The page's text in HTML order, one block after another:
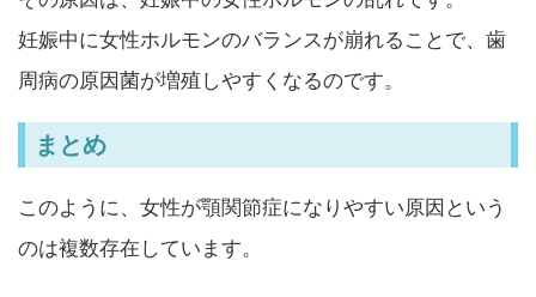
妊娠中に女性ホルモンのバランスが崩れることで、歯
周病の原因菌が増殖しやすくなるのです。
まとめ
このように、女性が顎関節症になりやすい原因という
のは複数存在しています。